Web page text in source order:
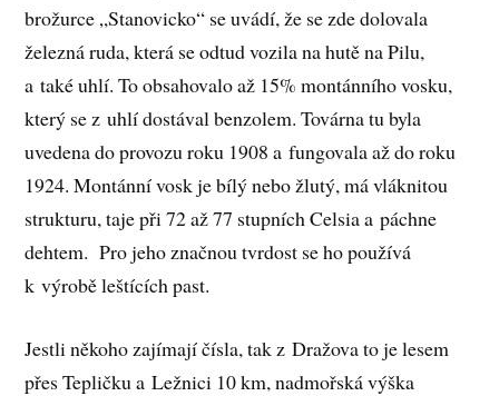
brožurce „Stanovicko“ se uvádí, že se zde dolovala
železná ruda, která se odtud vozila na hutě na Pilu,
a také uhlí. To obsahovalo až 15% montánního vosku,
který se z uhlí dostával benzolem. Továrna tu byla
uvedena do provozu roku 1908 a fungovala až do roku
1924. Montánní vosk je bílý nebo žlutý, má vláknitou
strukturu, taje při 72 až 77 stupních Celsia a páchne
dehtem. Pro jeho značnou tvrdost se ho používá
k výrobě leštících past.
Jestli někoho zajímají čísla, tak z Dražova to je lesem
přes Tepličku a Ležnici 10 km, nadmořská výška